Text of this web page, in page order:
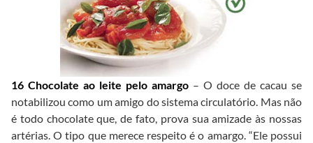
16 Chocolate ao leite pelo amargo – O doce de cacau se
notabilizou como um amigo do sistema circulatório. Mas não
é todo chocolate que, de fato, prova sua amizade às nossas
artérias. O tipo que merece respeito é o amargo. “Ele possui